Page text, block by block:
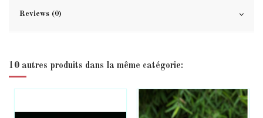
Reviews (0)
10 autres produits dans la même catégorie: